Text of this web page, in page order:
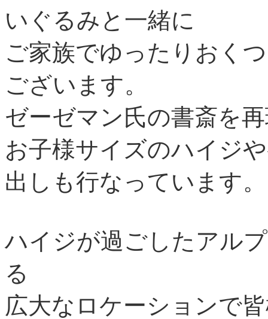
いぐるみと一緒に
ご家族でゆったりおく
ございます。
ゼーゼマン氏の書斎を
お子様サイズのハイジ
出しも行なっています。
ハイジが過ごしたアル
る
広大なロケーションで